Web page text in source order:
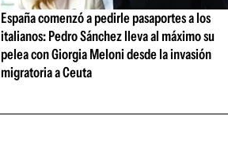
España comenzó a pedirle pasaportes a los
italianos: Pedro Sánchez lleva al máximo su
pelea con Giorgia Meloni desde la invasión
migratoria a Ceuta